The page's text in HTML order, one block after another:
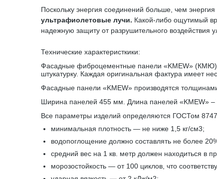
Поскольку энергия соединений больше, чем
ультрафиолетовые лучи. Какой-либо ощутимый
надежную защиту от разрушительного воздействия
Технические характеристкики:
Фасадные фиброцементные панели «KMEW» (КМЮ)
штукатурку. Каждая оригинальная фактура имеет
Фасадные панели «KMEW» производятся
Ширина панелей 455 мм. Длина панелей «KMEW» –
Все параметры изделий определяются ГОСТом
минимальная плотность — не ниже 1,5 кг/см3;
водопоглощение должно составлять не более
средний вес на 1 кв. метр должен находиться в
морозостойкость — от 100 циклов, что